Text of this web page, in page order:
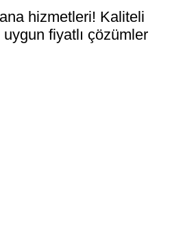
hizmetleri! Kaliteli
fiyatlı çözümler